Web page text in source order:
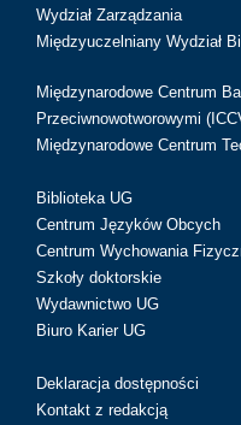
Wydział Zarządzania
Międzyuczelniany Wydział
Międzynarodowe Centrum
Przeciwnowotworowymi
Międzynarodowe Centrum
Biblioteka UG
Centrum Języków Obcych
Centrum Wychowania
Szkoły doktorskie
Wydawnictwo UG
Biuro Karier UG
Deklaracja dostępności
Kontakt z redakcją